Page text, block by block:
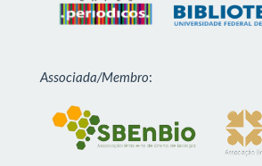
Associada/Membro: